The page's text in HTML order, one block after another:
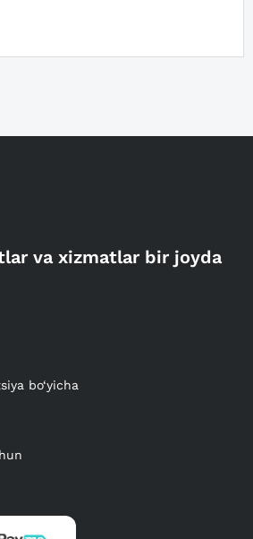
va xizmatlar bir joyda
bo‘yicha